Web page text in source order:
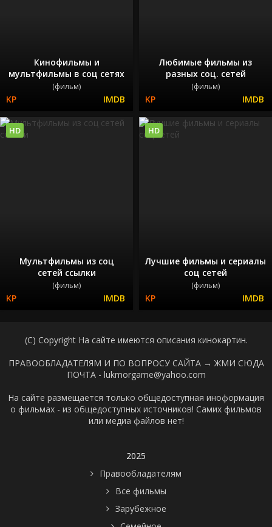
Кинофильмы и
мультфильмы в соц сетях
(фильм)
Любимые фильмы из
разных соц. сетей
(фильм)
Мультфильмы из соц
сетей ссылки
(фильм)
HD
Лучшие фильмы и сериалы
соц сетей
(фильм)
HD
(C) Copyright На сайте имеются описания кинокартин.
ПРАВООБЛАДАТЕЛЯМ И ПО ВОПРОСУ САЙТА → ЖМИ СЮДА
ПОЧТА - lukmorgame@yahoo.com
На сайте размещается только общедоступная иноформация
о фильмах - из общедоступных источников! Самих фильмов
или медиа файлов нет!
2025
Правообладателям
Все фильмы
Зарубежное